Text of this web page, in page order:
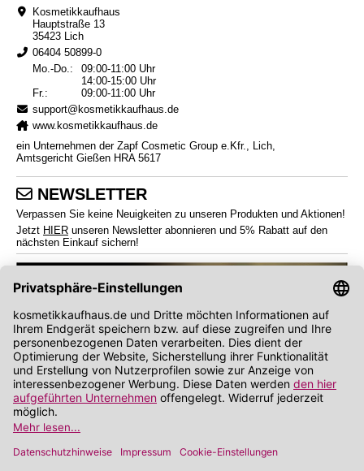
Kosmetikkaufhaus
Hauptstraße 13
35423 Lich
06404 50899-0
Mo.-Do.:
09:00-11:00 Uhr
14:00-15:00 Uhr
Fr.:
09:00-11:00 Uhr
support@kosmetikkaufhaus.de
www.kosmetikkaufhaus.de
ein Unternehmen der Zapf Cosmetic Group e.Kfr., Lich,
Amtsgericht Gießen HRA 5617
NEWSLETTER
Verpassen Sie keine Neuigkeiten zu unseren Produkten und Aktionen!
Jetzt HIER unseren Newsletter abonnieren und 5% Rabatt auf den
nächsten Einkauf sichern!
*
Angabe zu Rabatt und Preisnachlass bezieht sich auf die Preisempfehlung des